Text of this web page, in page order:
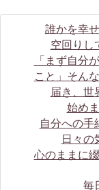
誰かを幸
空回りし
「まず自分
こと」そん
届き、世
始め
自分への手
日々の
心のままに
毎